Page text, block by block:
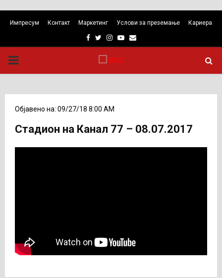
Импресум Контакт Маркетинг Услови за преземање Кариера
Facebook
TwitterInstagram
Youtube
Email
PRIMARY
Објавено на: 09/27/18 8:00 AM
Стадион на Канал 77 – 08.07.2017